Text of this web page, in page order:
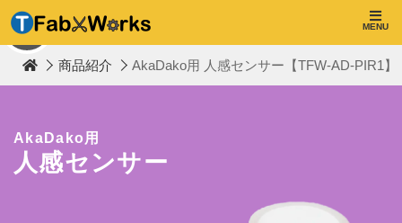
TOP
a
W
o
MENU
商品紹介 AkaDako用 人感センサー【TFW-AD-PIR1】
AkaDako用
人感センサー